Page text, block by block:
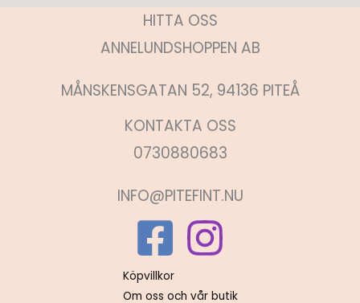
HITTA OSS
ANNELUNDSHOPPEN AB
MÅNSKENSGATAN 52, 94136 PITEÅ
KONTAKTA OSS
0730880683
INFO@PITEFINT.NU
Köpvillkor
Om oss och vår butik